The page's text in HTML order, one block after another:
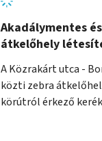
Akadálymentes
átkelőhely
A Közrakárt utca -
közti zebra
körútról érkező